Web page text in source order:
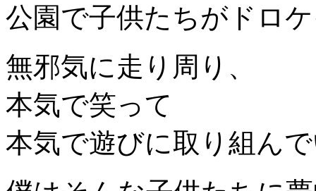
公園で子供たちがドロ
無邪気に走り周り、
本気で笑って
本気で遊びに取り組ん